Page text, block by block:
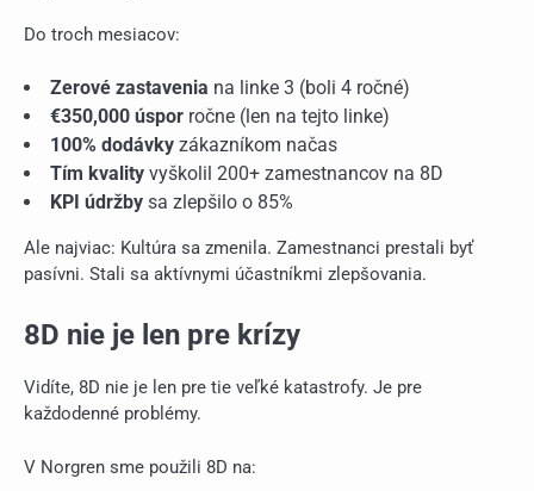
Do troch mesiacov:
Zerové zastavenia na linke 3 (boli 4 ročné)
€350,000 úspor ročne (len na tejto linke)
100% dodávky zákazníkom načas
Tím kvality vyškolil 200+ zamestnancov na 8D
KPI údržby sa zlepšilo o 85%
Ale najviac: Kultúra sa zmenila. Zamestnanci prestali byť
pasívni. Stali sa aktívnymi účastníkmi zlepšovania.
8D nie je len pre krízy
Vidíte, 8D nie je len pre tie veľké katastrofy. Je pre
každodenné problémy.
V Norgren sme použili 8D na: